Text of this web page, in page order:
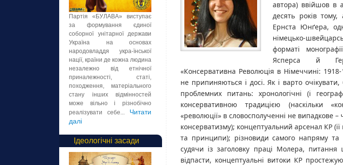
автора) ввійшов в
десять років
Ернста Юнґера,
німецько-
форматі
Ясперса й
«Консервативна Революція в Німеччині: 1918-
не припиняються і досі. Як і варто
проблемних питань: хронологічні (і
консервативною традицією (наскільки
«революції» в словосполученні не випадкове
консерватизму); концептуальний арсенал КР
та принципи); різновиди самого напряму
судячи із заголовку праці Молера,
відпасти, концептуальні витоки КР
Партія «БУЛАВА» виступає
за формування єдиної
соборної унітарної держави
Україна на основах
народовладдя укра-їнської
нації, країни де кожна людина
незалежно від етнічної
приналежності, статі,
походження, матеріального
стану інших відмінностей
може вільно і різнобічно
реалізувати себе... Читати
далі
Ідеологічні засади